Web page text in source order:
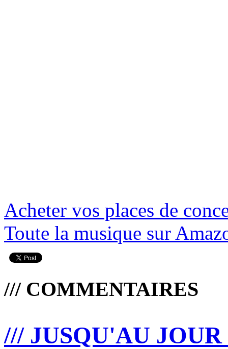
Acheter vos places de
Toute la musique sur
/// COMMENTAIRES
/// JUSQU'AU JOUR